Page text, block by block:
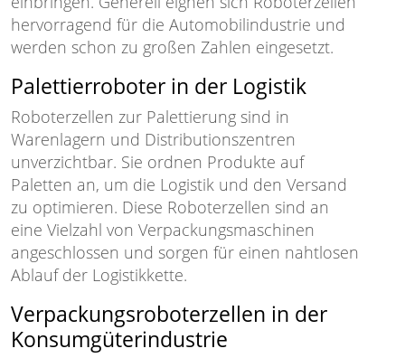
hervorragend für die Automobilindustrie und
werden schon zu großen Zahlen eingesetzt.
Palettierroboter in der Logistik
Roboterzellen zur Palettierung sind in
Warenlagern und Distributionszentren
unverzichtbar. Sie ordnen Produkte auf
Paletten an, um die Logistik und den Versand
zu optimieren. Diese Roboterzellen sind an
eine Vielzahl von Verpackungsmaschinen
angeschlossen und sorgen für einen nahtlosen
Ablauf der Logistikkette.
Verpackungsroboterzellen in der
Konsumgüterindustrie